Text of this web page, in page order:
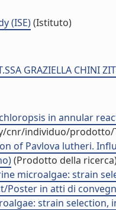
(ISE)(Istituto)
GRAZIELLA CHINI
in annular
cnr/individuo/prodotto/
of Pavlova lutheri.
(Prodotto della
microalgae: strain
Poster in atti di
strain